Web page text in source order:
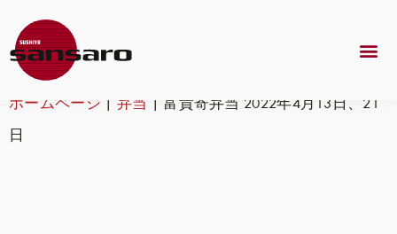
ホームページ | 弁当 | 富貴寄弁当 2022年4月13日、21
日